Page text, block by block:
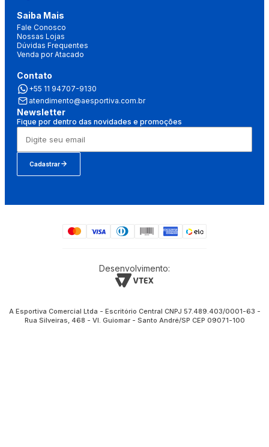
Saiba Mais
Fale Conosco
Nossas Lojas
Dúvidas Frequentes
Venda por Atacado
Contato
+55 11 94707-9130
atendimento@aesportiva.com.br
Newsletter
Fique por dentro das novidades e promoções
Cadastrar
Desenvolvimento:
A Esportiva Comercial Ltda - Escritório Central CNPJ 57.489.403/0001-63 -
Rua Silveiras, 468 - Vl. Guiomar - Santo André/SP CEP 09071-100